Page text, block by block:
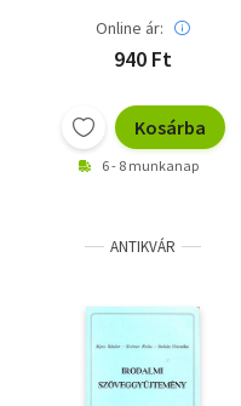
Online ár:
940 Ft
Kosárba
6 - 8 munkanap
ANTIKVÁR